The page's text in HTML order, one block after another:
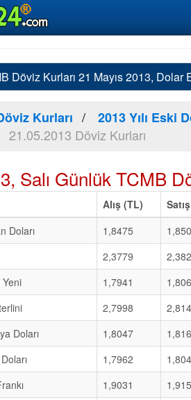
Döviz Kurları 21 Mayıs 2013, Dolar
Kurları 2013 Yılı Eski
21.05.2013 Döviz Kurları
Salı Günlük TCMB
Alış (TL)
Doları
1,8475
2,3779
1,7941
2,7998
Doları
1,8047
1,7962
1,9031